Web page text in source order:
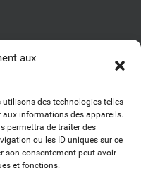
aux
utilisons des technologies telles
aux informations des appareils.
permettra de traiter des
ou les ID uniques sur ce
son consentement peut avoir
et fonctions.
!